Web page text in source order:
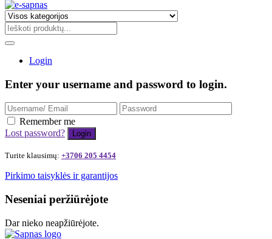
Login
Enter your username and password to login.
Remember me
Lost password?
Turite klausimų: +3706 205 4454
Pirkimo taisyklės ir garantijos
Neseniai peržiūrėjote
Dar nieko neapžiūrėjote.